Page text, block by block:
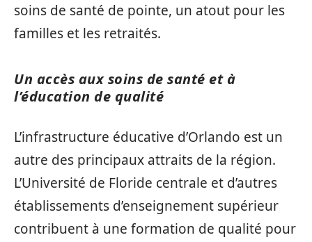
soins de santé de pointe, un atout pour les
familles et les retraités.
Un accès aux soins de santé et à
l’éducation de qualité
L’infrastructure éducative d’Orlando est un
autre des principaux attraits de la région.
L’Université de Floride centrale et d’autres
établissements d’enseignement supérieur
contribuent à une formation de qualité pour